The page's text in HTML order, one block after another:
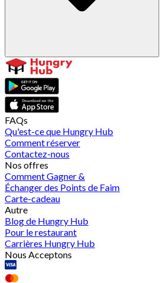
FAQs
Qu'est-ce que Hungry Hub
Comment réserver
Contactez-nous
Nos offres
Comment Gagner &
Échanger des Points de Faim
Carte-cadeau
Autre
Blog de Hungry Hub
Pour le restaurant
Carrières Hungry Hub
Nous Acceptons